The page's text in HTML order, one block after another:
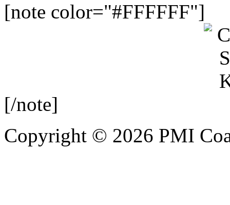
[note color="#FFFFFF"]
[/note]
Copyright © 2026 PMI